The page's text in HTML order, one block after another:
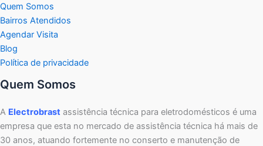
Quem Somos
Bairros Atendidos
Agendar Visita
Blog
Política de privacidade
Quem Somos
A Electrobrast assistência técnica para eletrodomésticos é uma
empresa que esta no mercado de assistência técnica há mais de
30 anos, atuando fortemente no conserto e manutenção de